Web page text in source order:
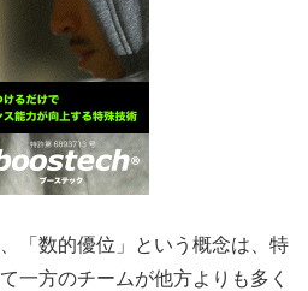
「数的優位」という概念は、特
一方のチームが他方よりも多く